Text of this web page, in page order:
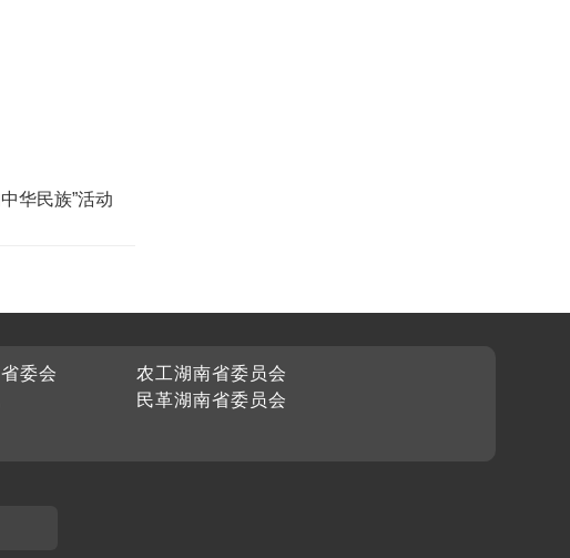
华民族”活动
委会
农工湖南省委员会
民革湖南省委员会